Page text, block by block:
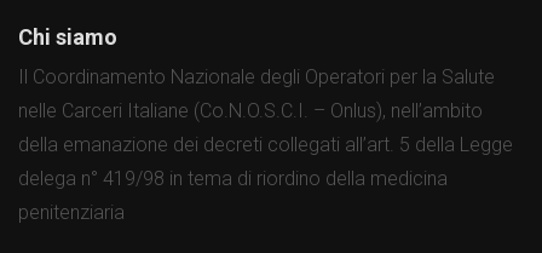
Chi siamo
Il Coordinamento Nazionale degli Operatori per la Salute
nelle Carceri Italiane (Co.N.O.S.C.I. – Onlus), nell’ambito
della emanazione dei decreti collegati all’art. 5 della Legge
delega n° 419/98 in tema di riordino della medicina
penitenziaria